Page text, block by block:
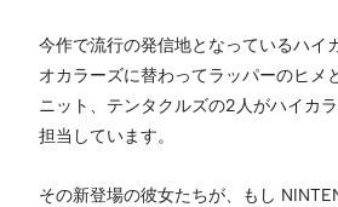
今作で流行の発信地となっているハイ
オカラーズに替わってラッパーのヒメ
ニット、テンタクルズの2人がハイカ
担当しています。
その新登場の彼女たちが、もし